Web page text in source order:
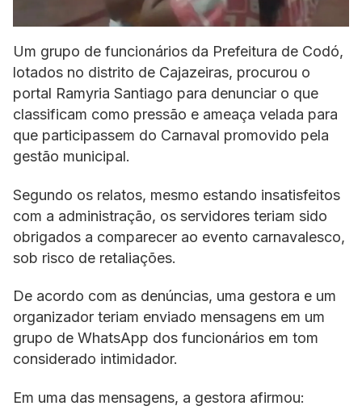
Um grupo de funcionários da Prefeitura de Codó,
lotados no distrito de Cajazeiras, procurou o
portal Ramyria Santiago para denunciar o que
classificam como pressão e ameaça velada para
que participassem do Carnaval promovido pela
gestão municipal.
Segundo os relatos, mesmo estando insatisfeitos
com a administração, os servidores teriam sido
obrigados a comparecer ao evento carnavalesco,
sob risco de retaliações.
De acordo com as denúncias, uma gestora e um
organizador teriam enviado mensagens em um
grupo de WhatsApp dos funcionários em tom
considerado intimidador.
Em uma das mensagens, a gestora afirmou: